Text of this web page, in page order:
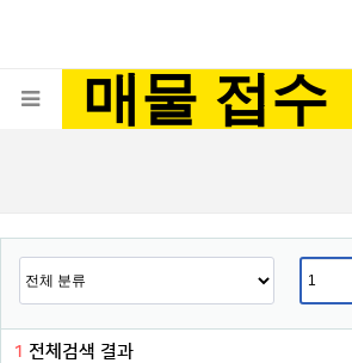
매물 접수
1 전체검색 결과